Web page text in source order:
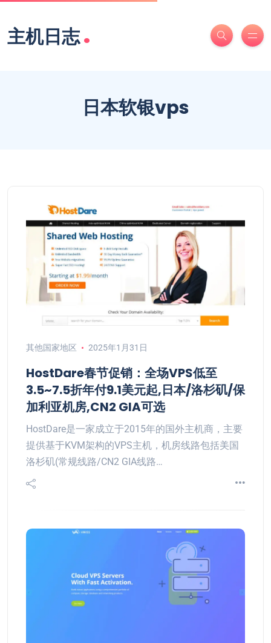
主机日志.
日本软银vps
其他国家地区 2025年1月31日
HostDare春节促销：全场VPS低至
3.5~7.5折年付9.1美元起,日本/洛杉矶/保
加利亚机房,CN2 GIA可选
HostDare是一家成立于2015年的国外主机商，主要
提供基于KVM架构的VPS主机，机房线路包括美国
洛杉矶(常规线路/CN2 GIA线路…